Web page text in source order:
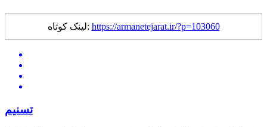
لینک کوتاه: https://armanetejarat.ir/?p=103060
تسنیم